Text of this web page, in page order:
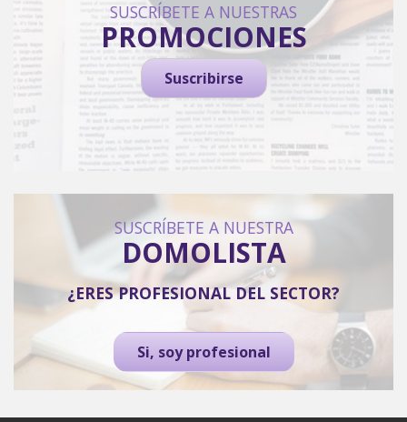
SUSCRÍBETE A NUESTRAS
PROMOCIONES
Suscribirse
SUSCRÍBETE A NUESTRA
DOMOLISTA
¿ERES PROFESIONAL DEL SECTOR?
Si, soy profesional